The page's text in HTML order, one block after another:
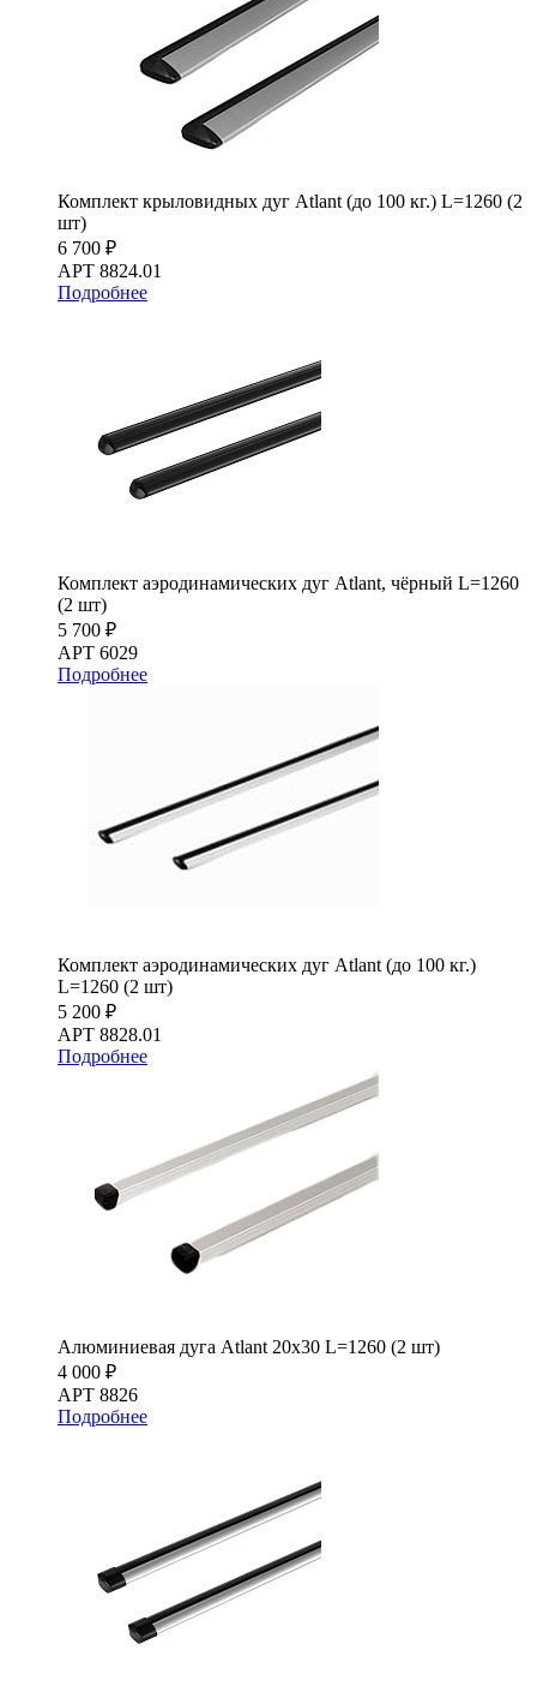
Комплект крыловидных дуг Atlant (до 100 кг.) L=1260 (2
шт)
6 700 ₽
АРТ 8824.01
Подробнее
Комплект аэродинамических дуг Atlant, чёрный L=1260
(2 шт)
5 700 ₽
АРТ 6029
Подробнее
Комплект аэродинамических дуг Atlant (до 100 кг.)
L=1260 (2 шт)
5 200 ₽
АРТ 8828.01
Подробнее
Алюминиевая дуга Atlant 20х30 L=1260 (2 шт)
4 000 ₽
АРТ 8826
Подробнее